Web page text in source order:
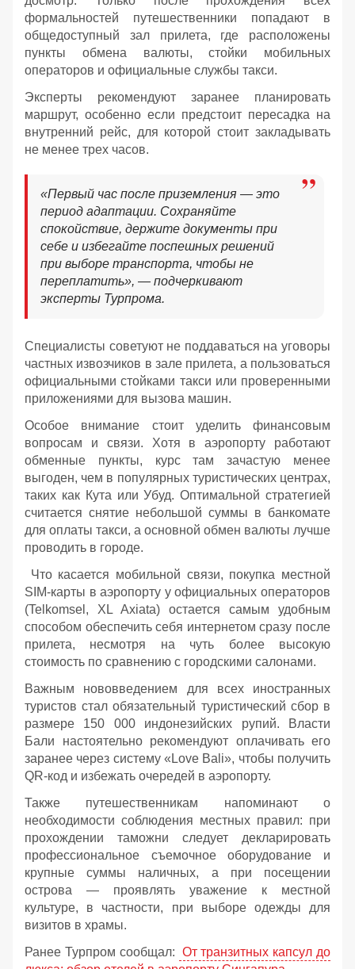
формальностей путешественники попадают в
общедоступный зал прилета, где расположены
пункты обмена валюты, стойки мобильных
операторов и официальные службы такси.
Эксперты рекомендуют заранее планировать
маршрут, особенно если предстоит пересадка на
внутренний рейс, для которой стоит закладывать
не менее трех часов.
«Первый час после приземления — это
период адаптации. Сохраняйте
спокойствие, держите документы при
себе и избегайте поспешных решений
при выборе транспорта, чтобы не
переплатить», — подчеркивают
эксперты Турпрома.
Специалисты советуют не поддаваться на уговоры
частных извозчиков в зале прилета, а пользоваться
официальными стойками такси или проверенными
приложениями для вызова машин.
Особое внимание стоит уделить финансовым
вопросам и связи. Хотя в аэропорту работают
обменные пункты, курс там зачастую менее
выгоден, чем в популярных туристических центрах,
таких как Кута или Убуд. Оптимальной стратегией
считается снятие небольшой суммы в банкомате
для оплаты такси, а основной обмен валюты лучше
проводить в городе.
Что касается мобильной связи, покупка местной
SIM-карты в аэропорту у официальных операторов
(Telkomsel, XL Axiata) остается самым удобным
способом обеспечить себя интернетом сразу после
прилета, несмотря на чуть более высокую
стоимость по сравнению с городскими салонами.
Важным нововведением для всех иностранных
туристов стал обязательный туристический сбор в
размере 150 000 индонезийских рупий. Власти
Бали настоятельно рекомендуют оплачивать его
заранее через систему «Love Bali», чтобы получить
QR-код и избежать очередей в аэропорту.
Также путешественникам напоминают о
необходимости соблюдения местных правил: при
прохождении таможни следует декларировать
профессиональное съемочное оборудование и
крупные суммы наличных, а при посещении
острова — проявлять уважение к местной
культуре, в частности, при выборе одежды для
визитов в храмы.
Ранее Турпром сообщал: От транзитных капсул до